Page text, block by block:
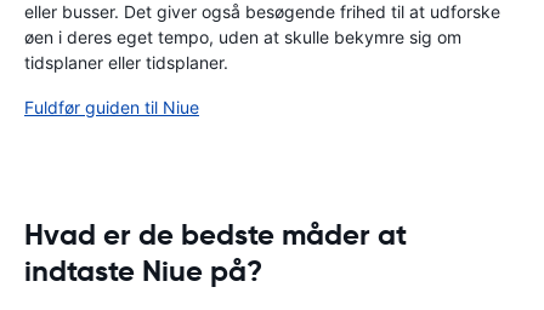
eller busser. Det giver også besøgende frihed til at udforske
øen i deres eget tempo, uden at skulle bekymre sig om
tidsplaner eller tidsplaner.
Fuldfør guiden til Niue
Hvad er de bedste måder at
indtaste Niue på?